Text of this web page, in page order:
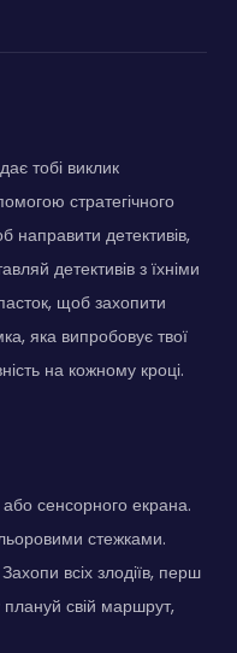
тобі виклик
стратегічного
детективів,
детективів з їхніми
щоб захопити
яка випробовує твої
на кожному кроці.
сенсорного екрана.
стежками.
всіх злодіїв, перш
плануй свій маршрут,